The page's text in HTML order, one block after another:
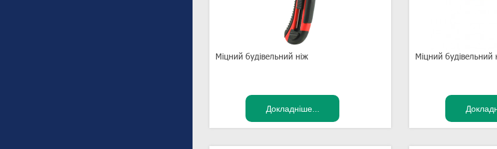
Міцний будівельний ніж Міцний будівельний